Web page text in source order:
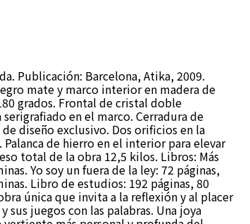
Publicación: Barcelona, Atika, 2009.
mate y marco interior en madera de
grados. Frontal de cristal doble
en el marco. Cerradura de
diseño exclusivo. Dos orificios en la
de hierro en el interior para elevar
total de la obra 12,5 kilos. Libros: Más
Yo soy un fuera de la ley: 72 páginas,
Libro de estudios: 192 páginas, 80
única que invita a la reflexión y al placer
juegos con las palabras. Una joya